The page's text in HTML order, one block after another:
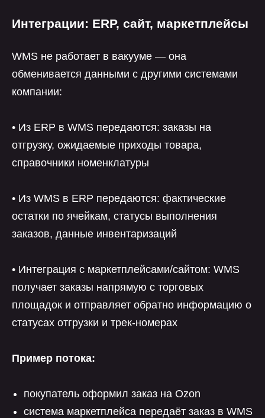
Интеграции: ERP, сайт, маркетплейсы
WMS не работает в вакууме — она
обменивается данными с другими системами
компании:
• Из ERP в WMS передаются: заказы на
отгрузку, ожидаемые приходы товара,
справочники номенклатуры
• Из WMS в ERP передаются: фактические
остатки по ячейкам, статусы выполнения
заказов, данные инвентаризаций
• Интеграция с маркетплейсами/сайтом: WMS
получает заказы напрямую с торговых
площадок и отправляет обратно информацию о
статусах отгрузки и трек-номерах
Пример потока:
покупатель оформил заказ на Ozon
система маркетплейса передаёт заказ в WMS